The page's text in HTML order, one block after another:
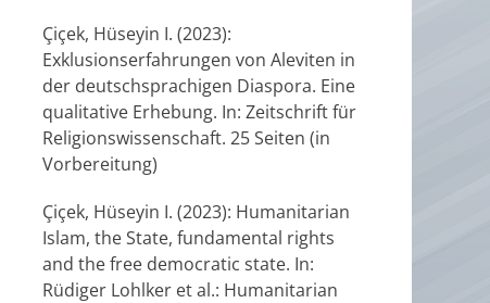
Çiçek, Hüseyin I. (2023):
Exklusionserfahrungen von Aleviten in
der deutschsprachigen Diaspora. Eine
qualitative Erhebung. In: Zeitschrift für
Religionswissenschaft. 25 Seiten (in
Vorbereitung)
Çiçek, Hüseyin I. (2023): Humanitarian
Islam, the State, fundamental rights
and the free democratic state. In:
Rüdiger Lohlker et al.: Humanitarian